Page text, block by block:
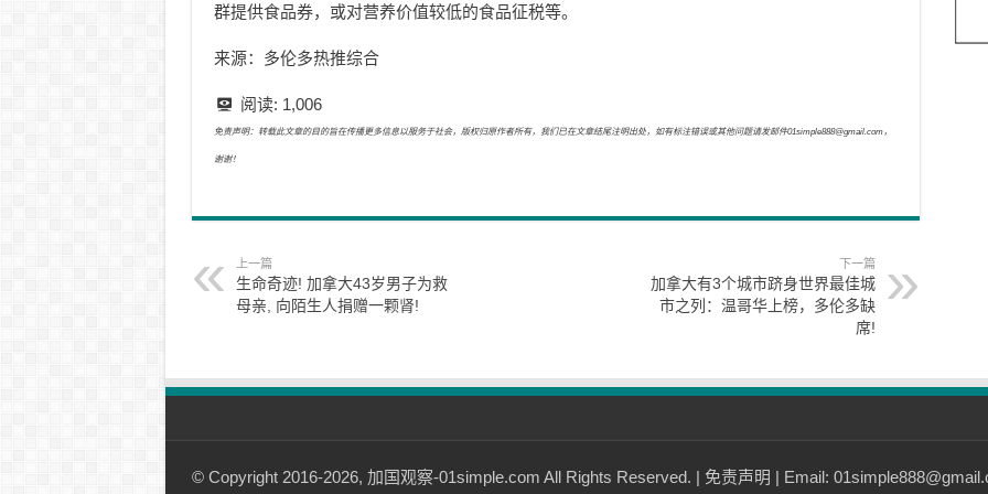
群提供食品券，或对营养价值较低的食品征税等。
来源：多伦多热推综合
阅读: 1,006
免责声明：转载此文章的目的旨在传播更多信息以服务于社会，版权归原作者所有，我们已在文章结尾注明出处，如有标注错误或其他问题请发邮件01simple888@gmail.com，
谢谢！
上一篇
生命奇迹! 加拿大43岁男子为救
母亲, 向陌生人捐赠一颗肾!
下一篇
加拿大有3个城市跻身世界最佳城
市之列：温哥华上榜，多伦多缺
席!
© Copyright 2016-2026, 加国观察-01simple.com All Rights Reserved. | 免责声明 | Email: